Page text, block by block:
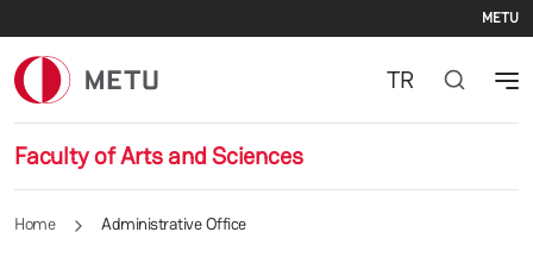
METU
Faculty of Arts and Sciences
TR
Home Administrative Office